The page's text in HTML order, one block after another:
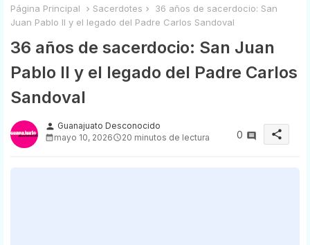
Página Principal Sacerdotes
36 años de sacerdocio: San
Juan Pablo II y el legado del Padre Carlos Sandoval
36 años de sacerdocio: San Juan
Pablo II y el legado del Padre Carlos
Sandoval
person Guanajuato Desconocido
mayo 10, 2026
20 minutos de lectura 0 share